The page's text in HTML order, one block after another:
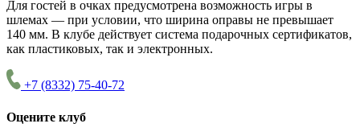
Для гостей в очках предусмотрена возможность игры в
шлемах — при условии, что ширина оправы не превышает
140 мм. В клубе действует система подарочных сертификатов,
как пластиковых, так и электронных.
+7 (8332) 75-40-72
Оцените клуб